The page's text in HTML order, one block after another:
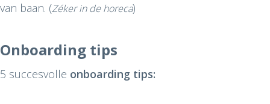
van baan. (Zéker in de horeca)
Onboarding tips
5 succesvolle onboarding tips: